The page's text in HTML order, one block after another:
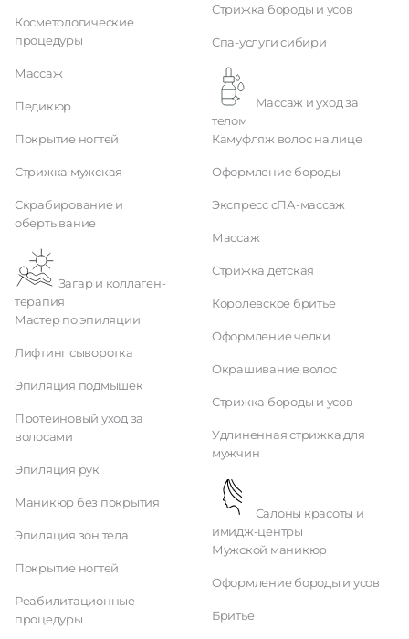
Косметологические
процедуры
Массаж
Педикюр
Покрытие ногтей
Стрижка мужская
Скрабирование и
обертывание
терапия
Мастер по эпиляции
Лифтинг сыворотка
Эпиляция подмышек
Протеиновый уход за
волосами
Эпиляция рук
Маникюр без покрытия
Эпиляция зон тела
Покрытие ногтей
Реабилитационные
процедуры
Стрижка бороды и усов
Спа-услуги сибири
телом
Камуфляж волос на лице
Оформление бороды
Экспресс сПА-массаж
Массаж
Стрижка детская
Королевское бритье
Оформление челки
Окрашивание волос
Стрижка бороды и усов
Удлиненная стрижка для
мужчин
имидж-центры
Мужской маникюр
Оформление бороды и усов
Бритье